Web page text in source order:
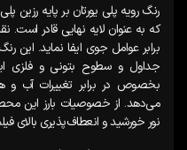
رنگ رویه پلی یورتان بر پایه رزین
که به عنوان لایه نهایی قادر
برابر عوامل جوی ایفا نماید. این
جداول و سطوح بتونی و فلزی
بخصوص در برابر تغییرات آب و
می‌دهد. از خصوصیات بارز این
نور خورشید و انعطاف‌پذیری بالای